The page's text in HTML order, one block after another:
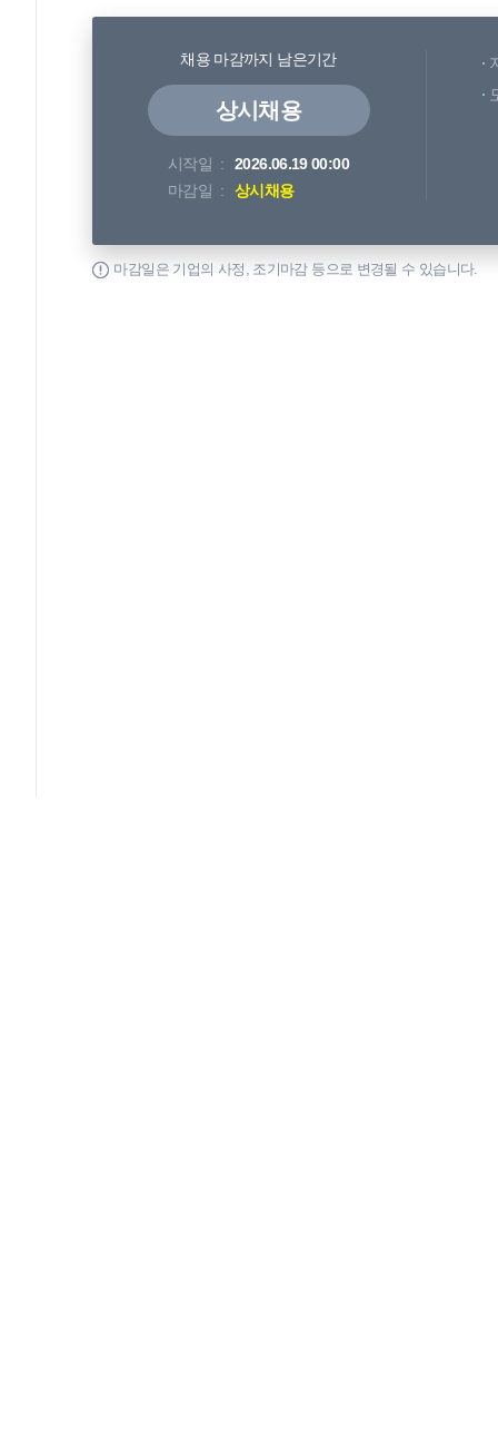
채용 마감까지 남은기간
상시채용
시작일
2026.06.19 00:00
마감일
상시채용
마감일은 기업의 사정, 조기마감 등으로 변경될 수 있습니다.